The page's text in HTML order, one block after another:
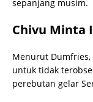
sepanjang musim.
Chivu Minta
Menurut
untuk tidak
perebutan gelar